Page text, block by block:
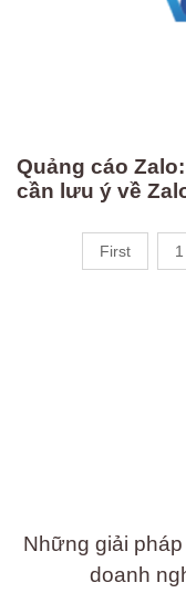
Quảng cáo
cần lưu ý về
First 1
Những giải
doanh